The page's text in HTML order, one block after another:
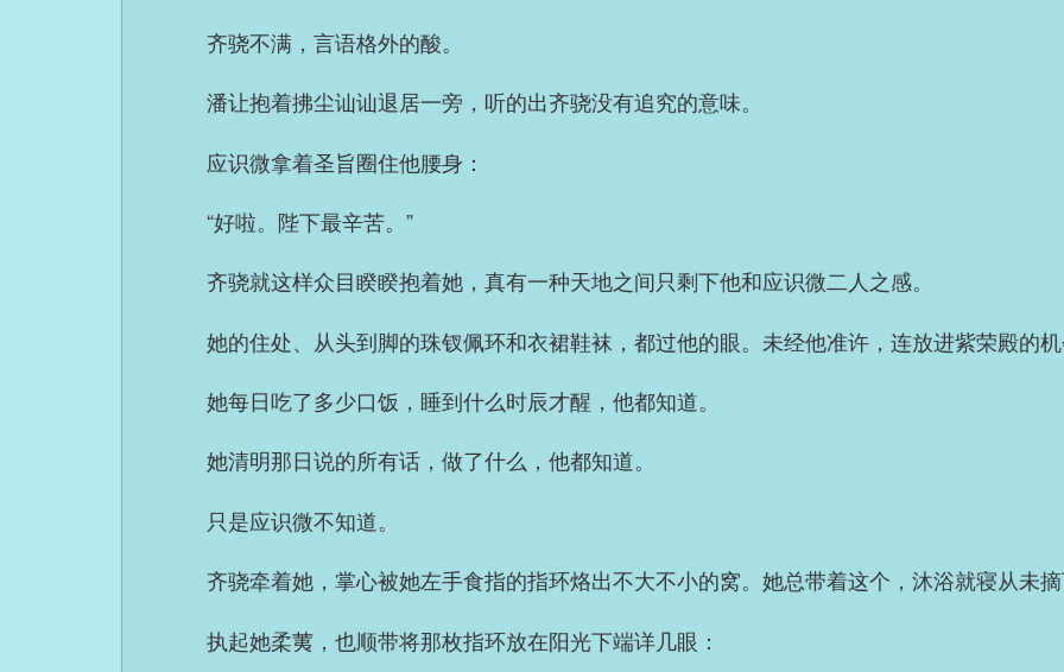
齐骁不满，言语格外的酸。
潘让抱着拂尘讪讪退居一旁，听的出齐骁没有追究的意味。
应识微拿着圣旨圈住他腰身：
“好啦。陛下最辛苦。”
齐骁就这样众目睽睽抱着她，真有一种天地之间只剩下他和应识微二人之感。
她的住处、从头到脚的珠钗佩环和衣裙鞋袜，都过他的眼。未经他准许，连放进紫荣殿的
她每日吃了多少口饭，睡到什么时辰才醒，他都知道。
她清明那日说的所有话，做了什么，他都知道。
只是应识微不知道。
齐骁牵着她，掌心被她左手食指的指环烙出不大不小的窝。她总带着这个，沐浴就寝从未
执起她柔荑，也顺带将那枚指环放在阳光下端详几眼：